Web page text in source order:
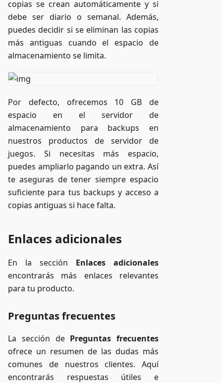
copias se crean automáticamente y si
debe ser diario o semanal. Además,
puedes decidir si se eliminan las copias
más antiguas cuando el espacio de
almacenamiento se limita.
Por defecto, ofrecemos 10 GB de
espacio en el servidor de
almacenamiento para backups en
nuestros productos de servidor de
juegos. Si necesitas más espacio,
puedes ampliarlo pagando un extra. Así
te aseguras de tener siempre espacio
suficiente para tus backups y acceso a
copias antiguas si hace falta.
Enlaces adicionales
En la sección Enlaces adicionales
encontrarás más enlaces relevantes
para tu producto.
Preguntas frecuentes
La sección de Preguntas frecuentes
ofrece un resumen de las dudas más
comunes de nuestros clientes. Aquí
encontrarás respuestas útiles e